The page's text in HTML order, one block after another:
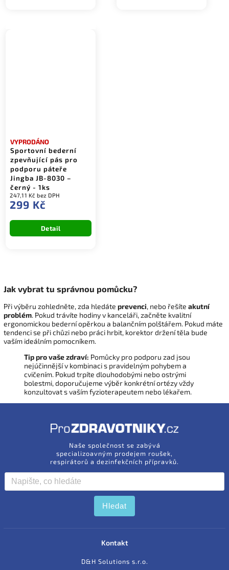
Sportovní bederní
zpevňující pás pro
podporu páteře
Jingba JB-8030 –
černý - 1ks
VYPRODÁNO
247,11 Kč bez DPH
299 Kč
Detail
Jak vybrat tu správnou pomůcku?
Při výběru zohledněte, zda hledáte prevenci, nebo řešíte akutní
problém. Pokud trávíte hodiny v kanceláři, začněte kvalitní
ergonomickou bederní opěrkou a balančním polštářem. Pokud máte
tendenci se při chůzi nebo práci hrbit, korektor držení těla bude
vaším ideálním pomocníkem.
Tip pro vaše zdraví: Pomůcky pro podporu zad jsou
nejúčinnější v kombinaci s pravidelným pohybem a
cvičením. Pokud trpíte dlouhodobými nebo ostrými
bolestmi, doporučujeme výběr konkrétní ortézy vždy
konzultovat s vaším fyzioterapeutem nebo lékařem.
Naše společnost se zabývá
specializoavným prodejem roušek,
respirátorů a dezinfekčních přípravků.
Hledat
Kontakt
D&H Solutions s.r.o.